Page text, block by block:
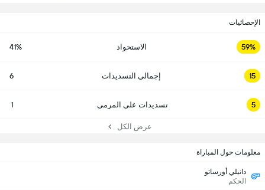
الإحصائيات
59% الاستحواذ 41%
15 إجمالي التسديدات 6
5 تسديدات على المرمى 1
عرض الكل
معلومات حول المباراة
دانيلي أورساتو
الحكم